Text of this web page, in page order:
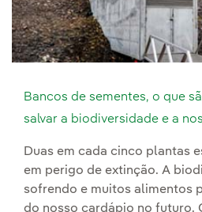
Bancos de sementes, o que
salvar a biodiversidade e a
Duas em cada cinco plantas
em perigo de extinção. A
sofrendo e muitos alimentos
do nosso cardápio no futuro.